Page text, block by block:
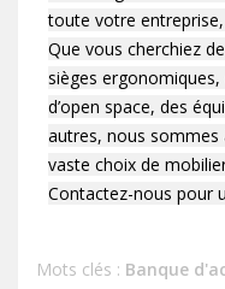
toute votre
Que vous cherchiez
sièges
d’open space, des
autres, nous
vaste choix de
Contactez-nous pour
Mots clés : Banque